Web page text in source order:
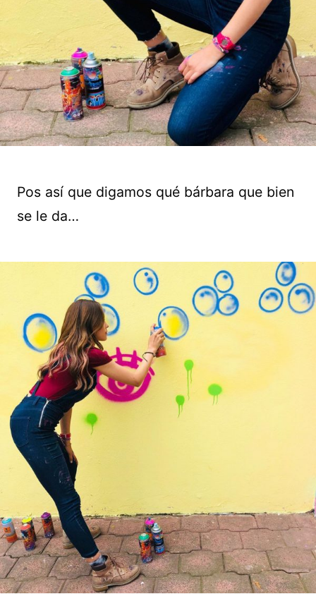
Pos así que digamos qué bárbara que bien
se le da…